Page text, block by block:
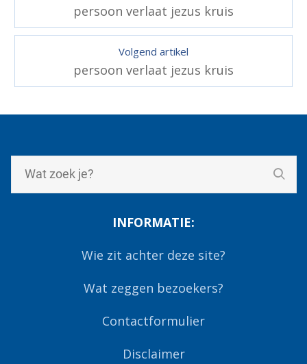
persoon verlaat jezus kruis
Volgend artikel
persoon verlaat jezus kruis
INFORMATIE:
Wie zit achter deze site?
Wat zeggen bezoekers?
Contactformulier
Disclaimer